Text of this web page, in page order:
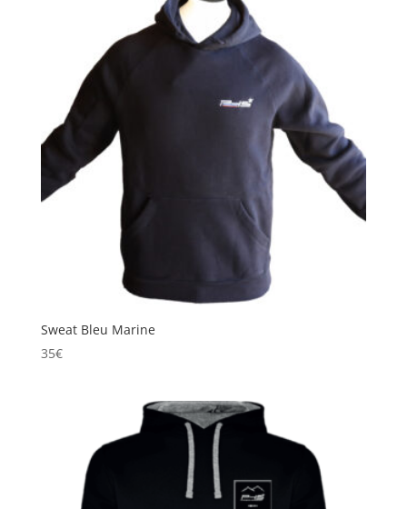
Sweat Bleu Marine
35€